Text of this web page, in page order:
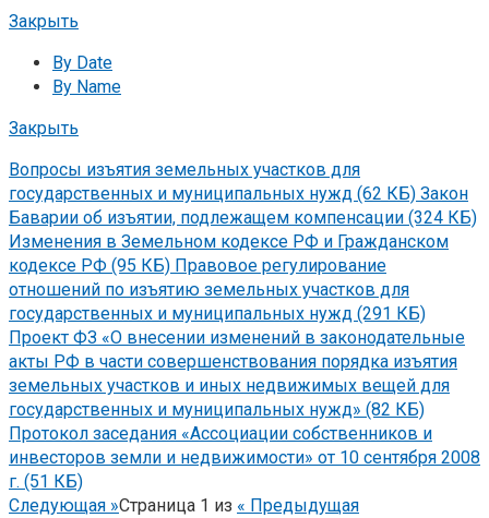
Закрыть
By Date
By Name
Закрыть
Вопросы изъятия земельных участков для
государственных и муниципальных нужд (62 КБ) Закон
Баварии об изъятии, подлежащем компенсации (324 КБ)
Изменения в Земельном кодексе РФ и Гражданском
кодексе РФ (95 КБ) Правовое регулирование
отношений по изъятию земельных участков для
государственных и муниципальных нужд (291 КБ)
Проект ФЗ «О внесении изменений в законодательные
акты РФ в части совершенствования порядка изъятия
земельных участков и иных недвижимых вещей для
государственных и муниципальных нужд» (82 КБ)
Протокол заседания «Ассоциации собственников и
инвесторов земли и недвижимости» от 10 сентября 2008
г. (51 КБ)
Следующая »Страница 1 из « Предыдущая